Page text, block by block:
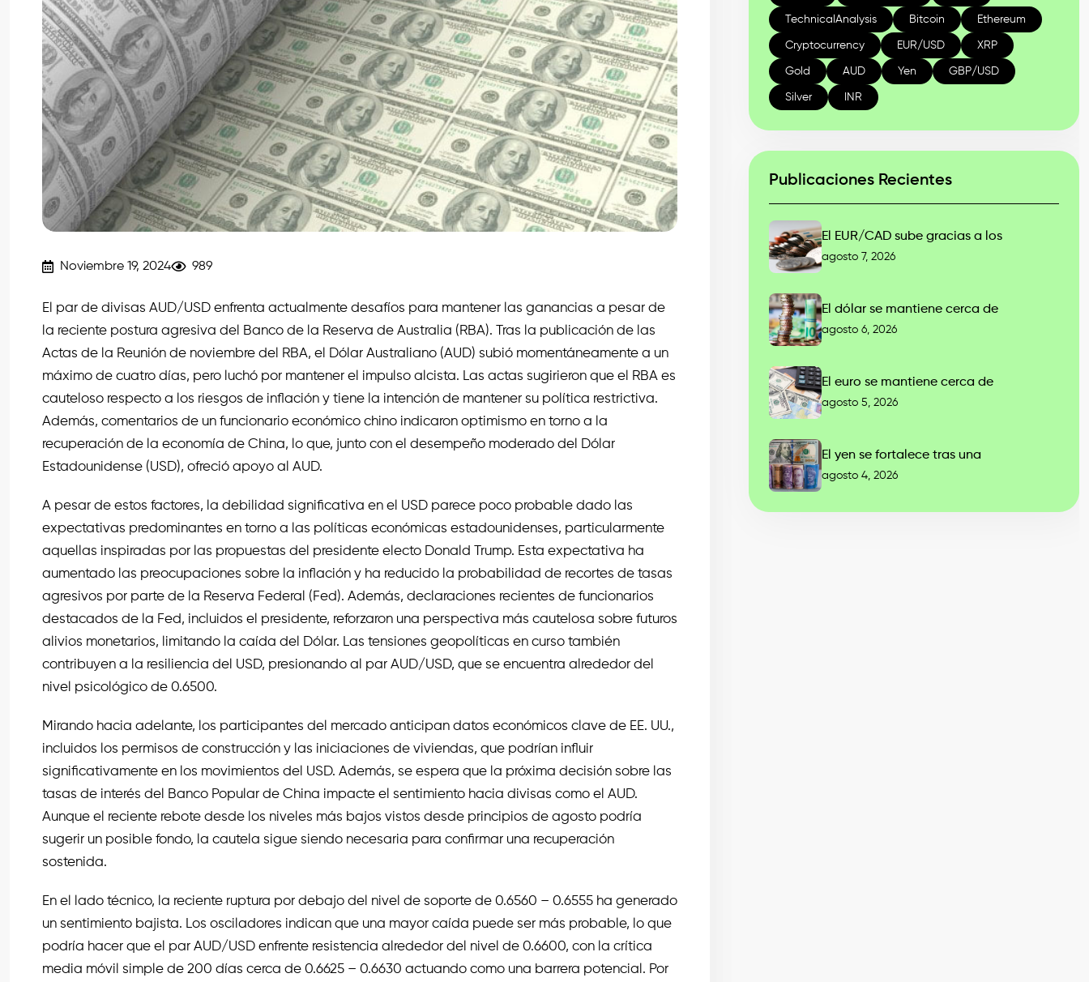
Noviembre 19, 2024 989
El par de divisas AUD/USD enfrenta actualmente desafíos para mantener las ganancias a pesar de
la reciente postura agresiva del Banco de la Reserva de Australia (RBA). Tras la publicación de las
Actas de la Reunión de noviembre del RBA, el Dólar Australiano (AUD) subió momentáneamente a un
máximo de cuatro días, pero luchó por mantener el impulso alcista. Las actas sugirieron que el RBA es
cauteloso respecto a los riesgos de inflación y tiene la intención de mantener su política restrictiva.
Además, comentarios de un funcionario económico chino indicaron optimismo en torno a la
recuperación de la economía de China, lo que, junto con el desempeño moderado del Dólar
Estadounidense (USD), ofreció apoyo al AUD.
A pesar de estos factores, la debilidad significativa en el USD parece poco probable dado las
expectativas predominantes en torno a las políticas económicas estadounidenses, particularmente
aquellas inspiradas por las propuestas del presidente electo Donald Trump. Esta expectativa ha
aumentado las preocupaciones sobre la inflación y ha reducido la probabilidad de recortes de tasas
agresivos por parte de la Reserva Federal (Fed). Además, declaraciones recientes de funcionarios
destacados de la Fed, incluidos el presidente, reforzaron una perspectiva más cautelosa sobre futuros
alivios monetarios, limitando la caída del Dólar. Las tensiones geopolíticas en curso también
contribuyen a la resiliencia del USD, presionando al par AUD/USD, que se encuentra alrededor del
nivel psicológico de 0.6500.
Mirando hacia adelante, los participantes del mercado anticipan datos económicos clave de EE. UU.,
incluidos los permisos de construcción y las iniciaciones de viviendas, que podrían influir
significativamente en los movimientos del USD. Además, se espera que la próxima decisión sobre las
tasas de interés del Banco Popular de China impacte el sentimiento hacia divisas como el AUD.
Aunque el reciente rebote desde los niveles más bajos vistos desde principios de agosto podría
sugerir un posible fondo, la cautela sigue siendo necesaria para confirmar una recuperación
sostenida.
En el lado técnico, la reciente ruptura por debajo del nivel de soporte de 0.6560 – 0.6555 ha generado
un sentimiento bajista. Los osciladores indican que una mayor caída puede ser más probable, lo que
podría hacer que el par AUD/USD enfrente resistencia alrededor del nivel de 0.6600, con la crítica
media móvil simple de 200 días cerca de 0.6625 – 0.6630 actuando como una barrera potencial. Por
TechnicalAnalysis Bitcoin Ethereum
Cryptocurrency EUR/USD XRP
Gold AUD Yen GBP/USD
Silver INR
Publicaciones Recientes
El EUR/CAD sube gracias a los
agosto 7, 2026
El dólar se mantiene cerca de
agosto 6, 2026
El euro se mantiene cerca de
agosto 5, 2026
El yen se fortalece tras una
agosto 4, 2026